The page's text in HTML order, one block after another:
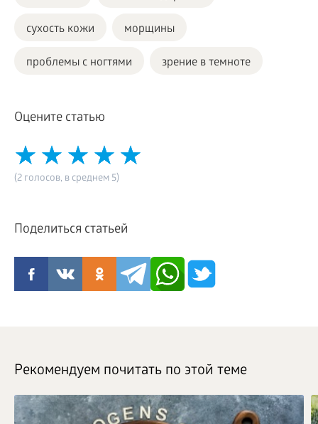
сухость кожи морщины
проблемы с ногтями зрение в темноте
Оцените статью
(2 голосов, в среднем 5)
Поделиться статьей
Рекомендуем почитать по этой теме